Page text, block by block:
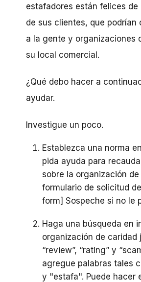
estafadores están felices
de sus clientes, que
a la gente y organizaciones
su local comercial.
¿Qué debo hacer a
ayudar.
Investigue un poco.
Establezca una norma
pida ayuda para
sobre la organización
formulario de solicitud
form] Sospeche si no le
Haga una búsqueda en
organización de caridad
“review”, “rating” y
agregue palabras tales
y "estafa". Puede hacer